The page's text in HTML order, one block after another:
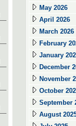
May 2026
April 2026
March 2026
February
January
December
November
October
September
August